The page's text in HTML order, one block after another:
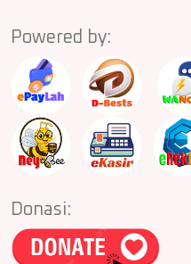
Powered by:
Donasi: